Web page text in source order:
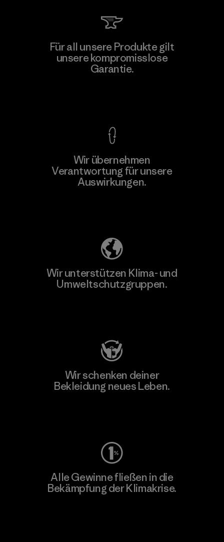
Mehr dazu
MAS Active (Pvt) Ltd. - Asialine
Für all unsere Produkte gilt
unsere kompromisslose
Garantie.
Wir übernehmen
Verantwortung für unsere
Auswirkungen.
Wir unterstützen Klima- und
Umweltschutzgruppen.
Wir schenken deiner
Bekleidung neues Leben.
Alle Gewinne fließen in die
Bekämpfung der Klimakrise.